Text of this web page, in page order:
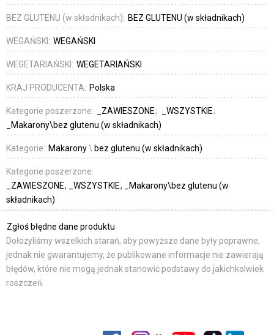
BEZ GLUTENU (w składnikach): BEZ GLUTENU (w składnikach)
WEGAŃSKI: WEGAŃSKI
WEGETARIAŃSKI: WEGETARIAŃSKI
KRAJ PRODUCENTA: Polska
Kategorie poszerzone: _ZAWIESZONE
_WSZYSTKIE
_Makarony\bez glutenu (w składnikach)
Kategorie: Makarony\ bez glutenu (w składnikach)
Kategorie poszerzone:
_ZAWIESZONE
_WSZYSTKIE
_Makarony\bez glutenu (w
składnikach)
Zgłoś błędne dane produktu
Dołożyliśmy wszelkich starań, aby powyższe dane były poprawne,
jednak nie gwarantujemy, że publikowane informacje nie zawierają
błędów, które nie mogą jednak stanowić podstawy do jakichkolwiek
roszczeń.